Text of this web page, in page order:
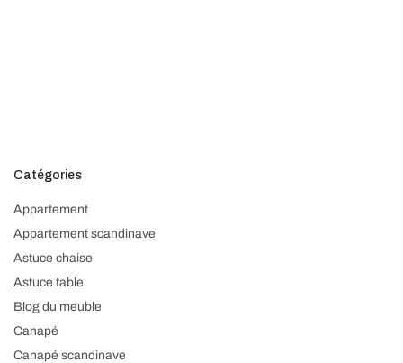
Catégories
Appartement
Appartement scandinave
Astuce chaise
Astuce table
Blog du meuble
Canapé
Canapé scandinave